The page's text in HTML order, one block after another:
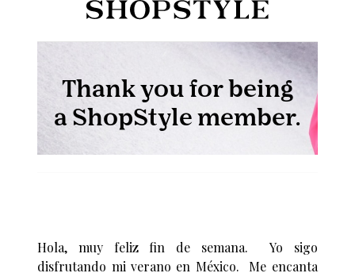
Hola, muy feliz fin de semana. Yo sigo
disfrutando mi verano en México. Me encanta